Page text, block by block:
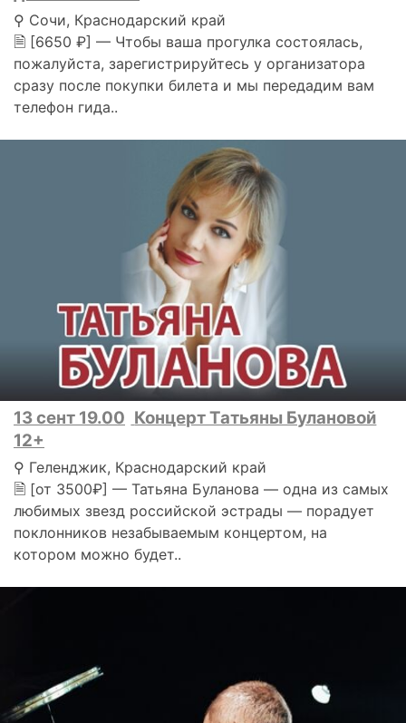
⚲ Сочи, Краснодарский край
🗎 [6650 ₽] — Чтобы ваша прогулка состоялась,
пожалуйста, зарегистрируйтесь у организатора
сразу после покупки билета и мы передадим вам
телефон гида..
13 сент 19.00 Концерт Татьяны Булановой
12+
⚲ Геленджик, Краснодарский край
🗎 [от 3500₽] — Татьяна Буланова — одна из самых
любимых звезд российской эстрады — порадует
поклонников незабываемым концертом, на
котором можно будет..